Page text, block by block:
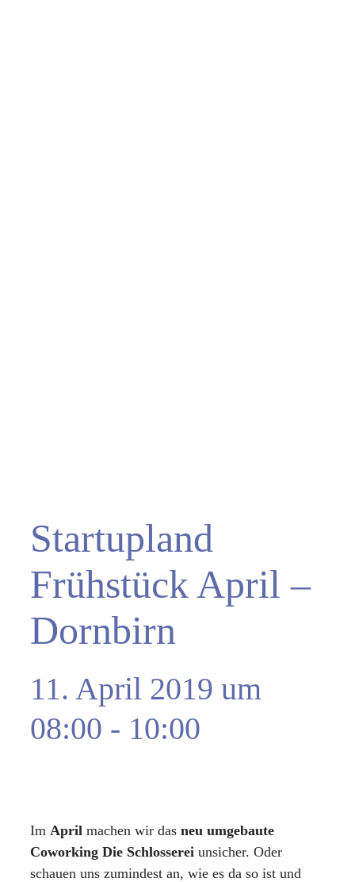
Startupland
Frühstück April –
Dornbirn
11. April 2019 um
08:00 - 10:00
Im April machen wir das neu umgebaute
Coworking Die Schlosserei unsicher. Oder
schauen uns zumindest an, wie es da so ist und